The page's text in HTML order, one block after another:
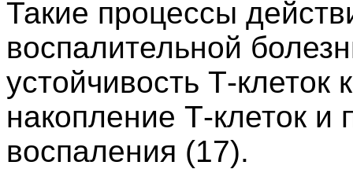
Такие процессы
воспалительной
устойчивость Т-клеток
накопление Т-клеток и
воспаления (17).